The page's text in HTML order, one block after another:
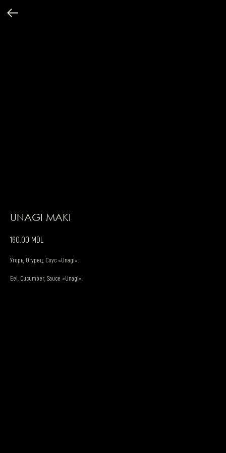
UNAGI MAKI
160.00 MDL
Угорь, Огурец, Соус «Unagi».
Eel, Cucumber, Sauce «Unagi».